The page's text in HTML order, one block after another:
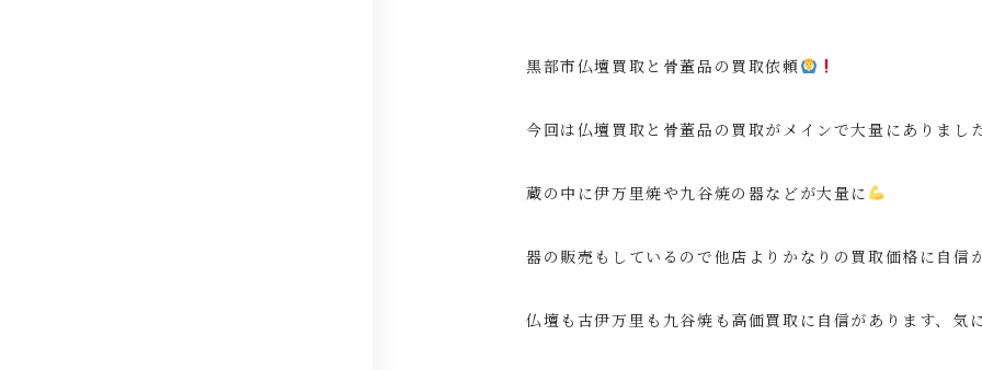
黒部市仏壇買取と骨董品の買取依頼
今回は仏壇買取と骨董品の買取がメインで大量にありまし
蔵の中に伊万里焼や九谷焼の器などが大量に
器の販売もしているので他店よりかなりの買取価格に自信
仏壇も古伊万里も九谷焼も高価買取に自信があります、気